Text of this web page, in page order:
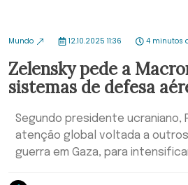
Mundo 12.10.2025 11:36 4 minutos
Zelensky pede a
sistemas de defesa
Segundo presidente ucraniano,
atenção global voltada a
guerra em Gaza, para